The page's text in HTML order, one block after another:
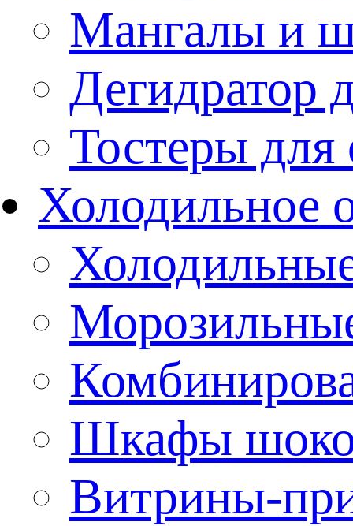
Мангалы и
Дегидратор
Тостеры
Холодильное
Шкафы
Витрины-